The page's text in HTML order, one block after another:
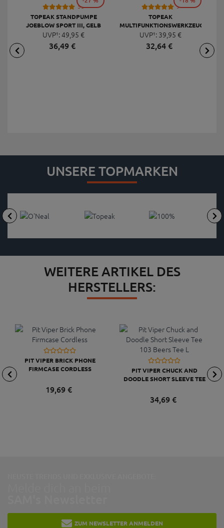
53
TOPEAK STANDPUMPE
JOEBLOW SPORT III, GELB
UVP¹:49,95 €
36,49€
9
TOPEAK
MULTIFUNKTIONSWERKZEUG
MINI 20 PRO
UVP¹: 39,95 €
32,64€
UNSERE TOPMARKEN
WEITERE ARTIKEL DES
HERSTELLERS:
PIT VIPER BRICK PHONE
FIRMCASE CORDLESS
19,69 €
PIT VIPER CHUCK AND
DOODLE SHORT SLEEVE TEE
34,69 €
ZUM NEWSLETTER ANMELDEN